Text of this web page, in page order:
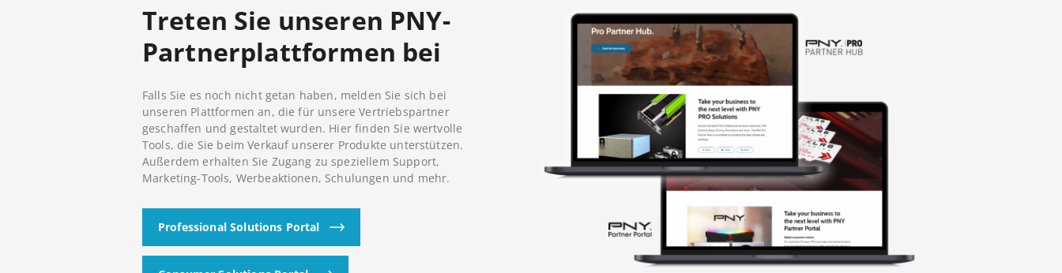
Treten Sie unseren PNY-
Partnerplattformen bei
Falls Sie es noch nicht getan haben, melden Sie sich bei
unseren Plattformen an, die für unsere Vertriebspartner
geschaffen und gestaltet wurden. Hier finden Sie wertvolle
Tools, die Sie beim Verkauf unserer Produkte unterstützen.
Außerdem erhalten Sie Zugang zu speziellem Support,
Marketing-Tools, Werbeaktionen, Schulungen und mehr.
Professional Solutions Portal